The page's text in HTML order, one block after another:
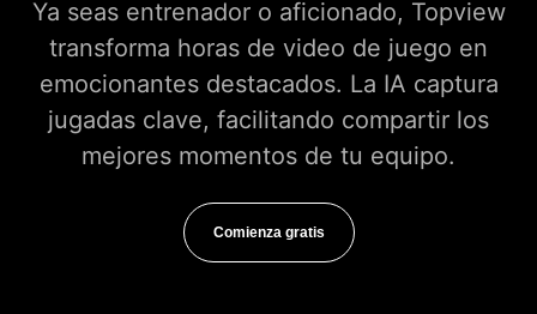
Ya seas entrenador o aficionado, Topview
transforma horas de video de juego en
emocionantes destacados. La IA captura
jugadas clave, facilitando compartir los
mejores momentos de tu equipo.
Comienza gratis